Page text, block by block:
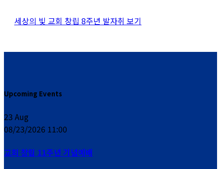
세상의 빛 교회 창립 8주년 발자취 보기
Upcoming Events
23 Aug
08/23/2026 11:00
교회 창립 11주년 기념예배